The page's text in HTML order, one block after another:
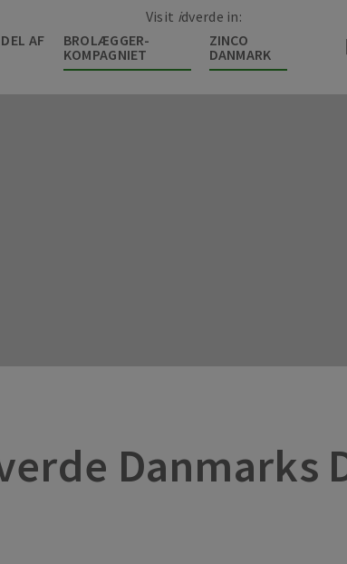
AF
BROLÆGGER-
KOMPAGNIET
ZINCO
DANMARK
Visit idverde in:
Danmarks